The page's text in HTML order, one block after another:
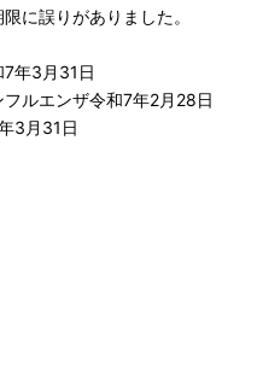
に誤りがありました。
7年3月31日
フルエンザ令和7年2月28日
3月31日